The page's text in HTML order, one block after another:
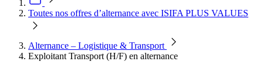
Toutes nos offres d’alternance avec ISIFA PLUS VALUES
Alternance – Logistique & Transport
Exploitant Transport (H/F) en alternance